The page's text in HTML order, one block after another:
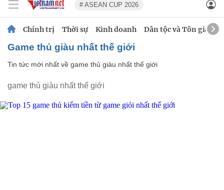
# ASEAN CUP 2026
Chính trị Thời sự Kinh doanh Dân tộc và Tôn giáo
game thủ giàu nhất thế giới
Tin tức mới nhất về game thủ giàu nhất thế giới
game thủ giàu nhất thế giới